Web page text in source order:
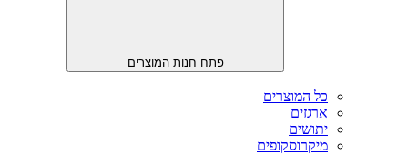
פתח חנות המוצרים
כל המוצרים
ארגזים
יתושים
מיקרוסקופים